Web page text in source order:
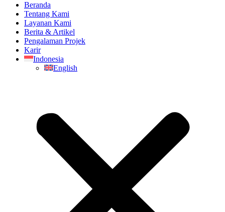
Beranda
Tentang Kami
Layanan Kami
Berita & Artikel
Pengalaman Projek
Karir
Indonesia
English